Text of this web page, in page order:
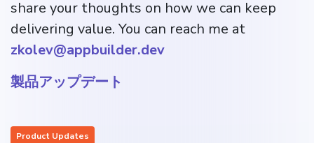
share your thoughts on how we can keep
delivering value. You can reach me at
zkolev@appbuilder.dev
製品アップデート
Product Updates